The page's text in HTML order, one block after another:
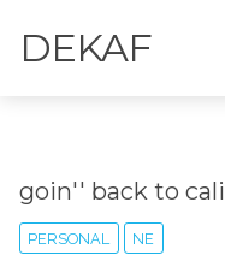
DEKAF
goin'' back to cali
PERSONAL NE